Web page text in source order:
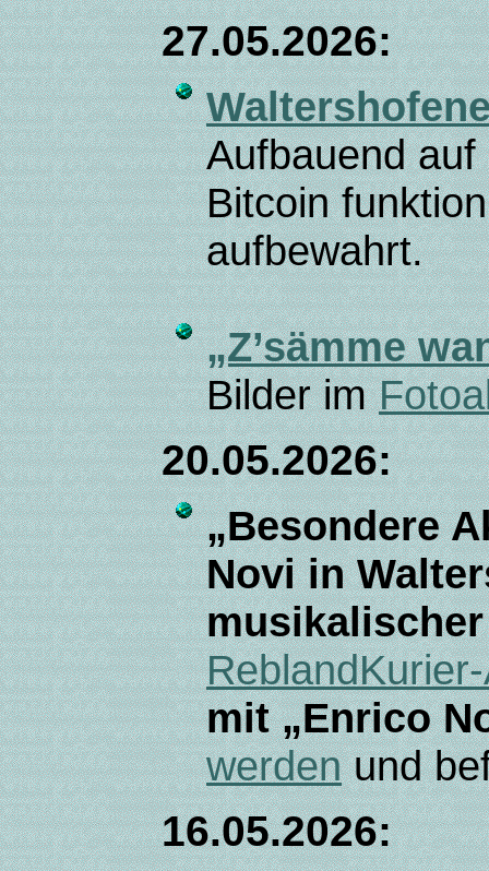
27.05.2026:
Aufbauend
Bitcoin
aufbewahrt.
„Z’sämme
Bilder im
20.05.2026:
„Besondere
Novi in
mit „Enrico
werdenund
16.05.2026: